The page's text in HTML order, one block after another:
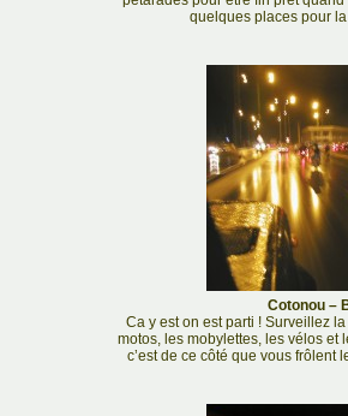
quelques places pour
Cotonou –
Ca y est on est parti ! Surveillez
motos, les mobylettes, les vélos et
c’est de ce côté que vous frôlent